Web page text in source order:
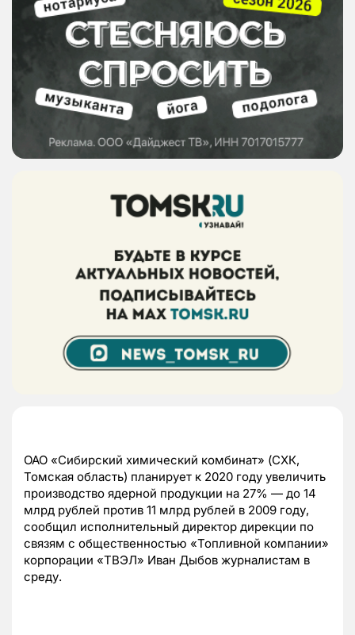
ОАО «Сибирский химический комбинат» (СХК,
Томская область) планирует к 2020 году увеличить
производство ядерной продукции на 27% — до 14
млрд рублей против 11 млрд рублей в 2009 году,
сообщил исполнительный директор дирекции по
связям с общественностью «Топливной компании»
корпорации «ТВЭЛ» Иван Дыбов журналистам в
среду.